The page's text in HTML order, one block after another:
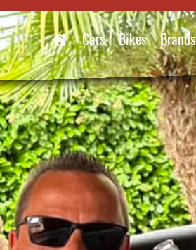
Cars Bikes Brands